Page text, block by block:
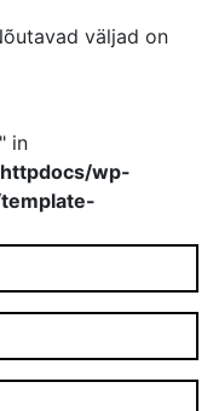
väljad on
in
wp-